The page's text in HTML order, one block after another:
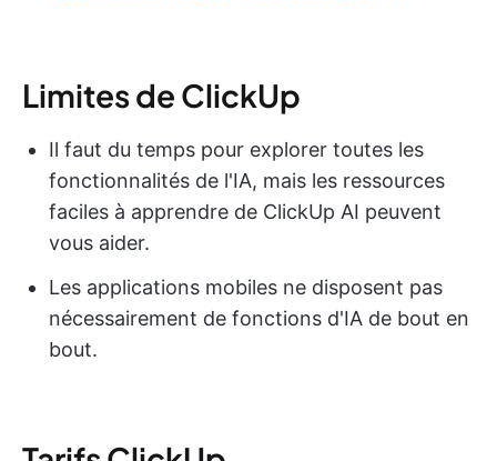
Limites de ClickUp
Il faut du temps pour explorer toutes les
fonctionnalités de l'IA, mais les ressources
faciles à apprendre de ClickUp AI peuvent
vous aider.
Les applications mobiles ne disposent pas
nécessairement de fonctions d'IA de bout en
bout.